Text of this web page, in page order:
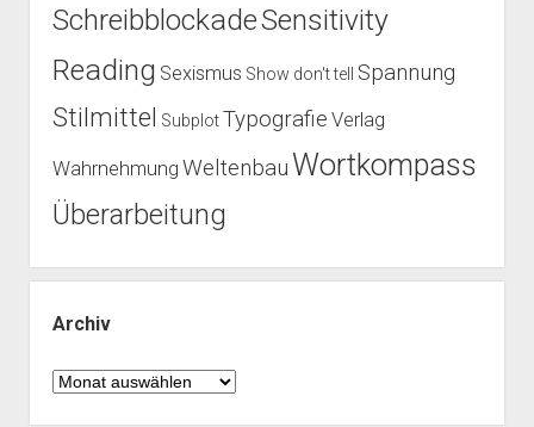
SchreibblockadeSensitivity
Reading Sexismus Show don't tell Spannung
Stilmittel Subplot Typografie Verlag
Wahrnehmung WeltenbauWortkompass
Überarbeitung
Archiv
Archiv